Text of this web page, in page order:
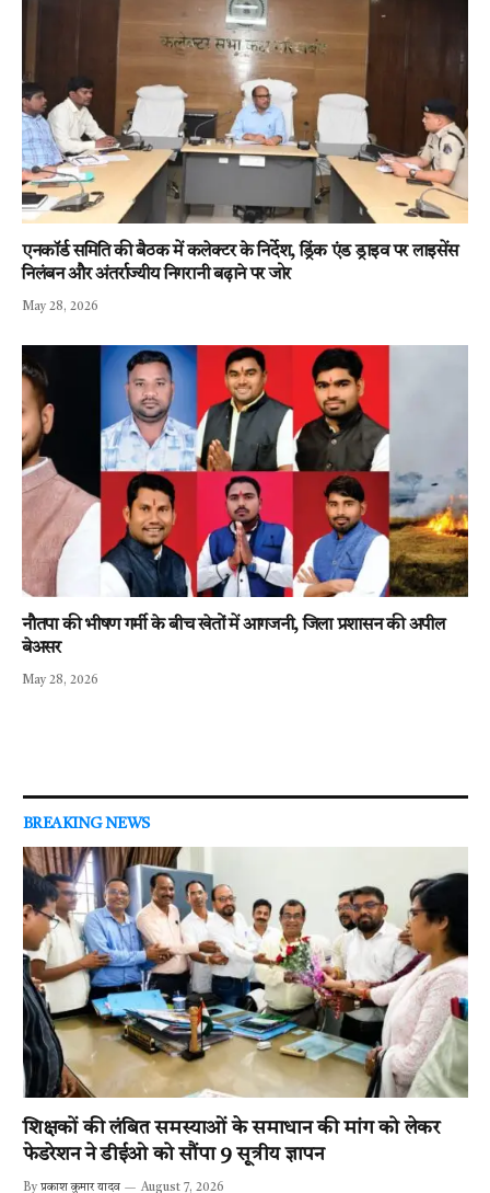
एनकॉर्ड समिति की बैठक में कलेक्टर के निर्देश, ड्रिंक एंड ड्राइव पर लाइसेंस
निलंबन और अंतर्राज्यीय निगरानी बढ़ाने पर जोर
May 28, 2026
नौतपा की भीषण गर्मी के बीच खेतों में आगजनी, जिला प्रशासन की अपील
बेअसर
May 28, 2026
BREAKING NEWS
शिक्षकों की लंबित समस्याओं के समाधान की मांग को लेकर
फेडरेशन ने डीईओ को सौंपा 9 सूत्रीय ज्ञापन
By प्रकाश कुमार यादव August 7, 2026